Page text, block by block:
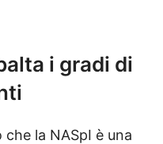
i gradi di
la NASpI è una